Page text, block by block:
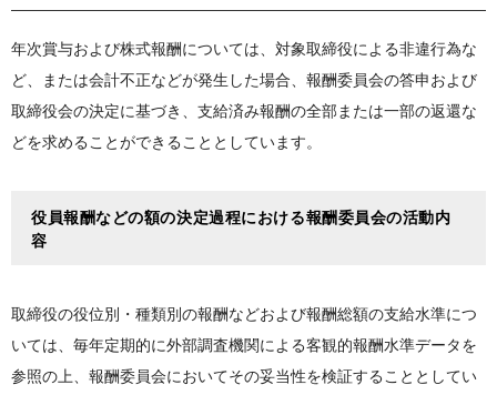
年次賞与および株式報酬については、対象取締役による非違行為な
ど、または会計不正などが発生した場合、報酬委員会の答申および
取締役会の決定に基づき、支給済み報酬の全部または一部の返還な
どを求めることができることとしています。
役員報酬などの額の決定過程における報酬委員会の活動内
容
取締役の役位別・種類別の報酬などおよび報酬総額の支給水準につ
いては、毎年定期的に外部調査機関による客観的報酬水準データを
参照の上、報酬委員会においてその妥当性を検証することとしてい